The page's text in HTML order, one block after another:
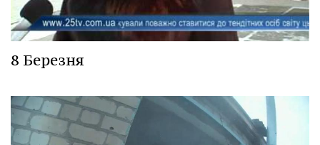
8 Березня